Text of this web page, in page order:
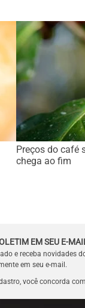
Preços do café
chega ao fim
EM SEU E-
e receba novidades
em seu e-mail.
você concorda